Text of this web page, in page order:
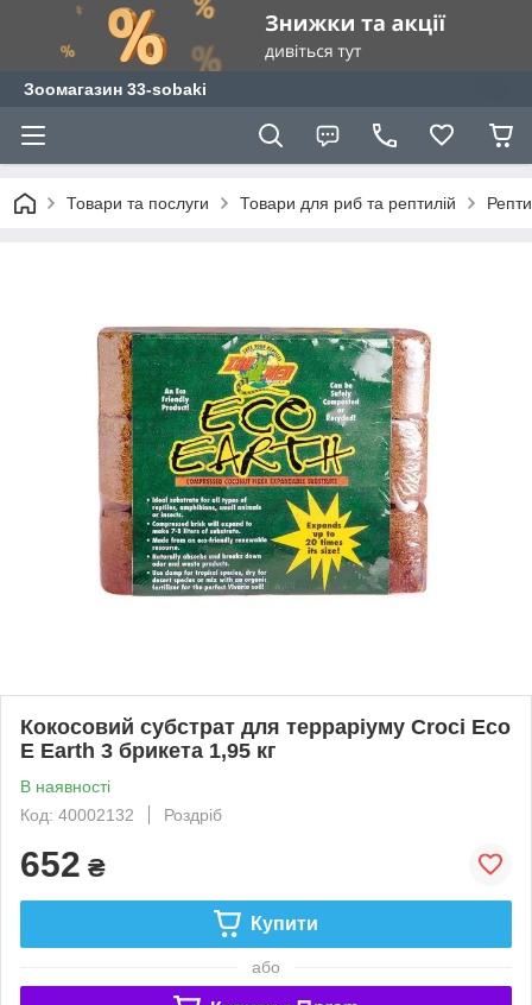
Зоомагазин 33-sobaki
Товари та послуги Товари для риб та рептилій
Кокосовий субстрат для терраріуму Croci Eco
E Earth 3 брикета 1,95 кг
В наявності
Код: 40002132
Роздріб
652 ₴
Купити
або